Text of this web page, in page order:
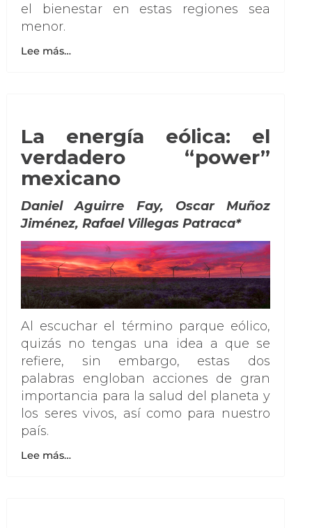
el bienestar en estas regiones sea
menor.
Lee más…
La energía eólica: el
verdadero “power”
mexicano
Daniel Aguirre Fay, Oscar Muñoz
Jiménez, Rafael Villegas Patraca*
Al escuchar el término parque eólico,
quizás no tengas una idea a que se
refiere, sin embargo, estas dos
palabras engloban acciones de gran
importancia para la salud del planeta y
los seres vivos, así como para nuestro
país.
Lee más…